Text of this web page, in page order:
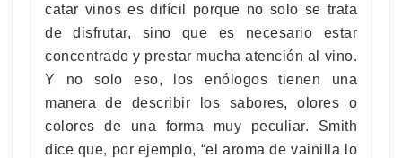
catar vinos es difícil porque no solo se trata
de disfrutar, sino que es necesario estar
concentrado y prestar mucha atención al vino.
Y no solo eso, los enólogos tienen una
manera de describir los sabores, olores o
colores de una forma muy peculiar. Smith
dice que, por ejemplo, “el aroma de vainilla lo